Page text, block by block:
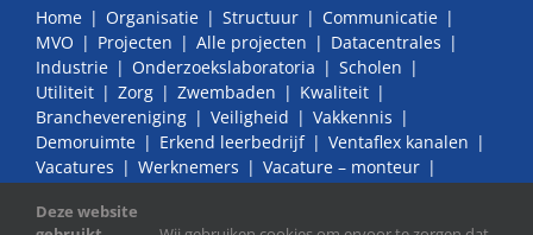
Home Organisatie Structuur
Communicatie
MVO
Projecten Alle projecten
Datacentrales
Industrie
Onderzoekslaboratoria
Scholen
Utiliteit
Zorg Zwembaden
Kwaliteit
Branchevereniging
Veiligheid
Vakkennis
Demoruimte
Erkend leerbedrijf
Ventaflex kanalen
Vacatures
Werknemers
Vacature – monteur
Contact
Deze website